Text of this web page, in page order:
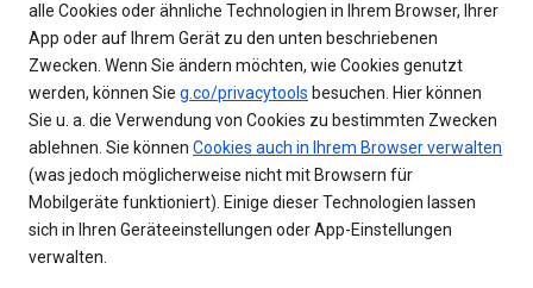
alle Cookies oder ähnliche Technologien in Ihrem Browser, Ihrer
App oder auf Ihrem Gerät zu den unten beschriebenen
Zwecken. Wenn Sie ändern möchten, wie Cookies genutzt
werden, können Sie g.co/privacytools besuchen. Hier können
Sie u. a. die Verwendung von Cookies zu bestimmten Zwecken
ablehnen. Sie können Cookies auch in Ihrem Browser verwalten
(was jedoch möglicherweise nicht mit Browsern für
Mobilgeräte funktioniert). Einige dieser Technologien lassen
sich in Ihren Geräteeinstellungen oder App-Einstellungen
verwalten.